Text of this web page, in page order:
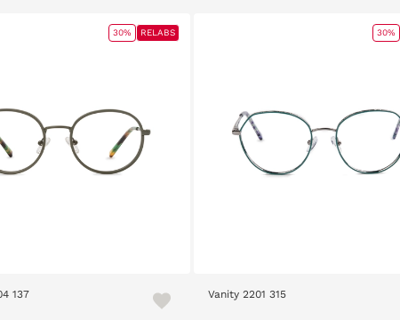
137
30% RELABS
Vanity 2201 315
30%